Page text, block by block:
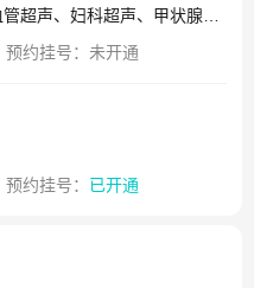
预约挂号： 未开通
预约挂号： 已开通